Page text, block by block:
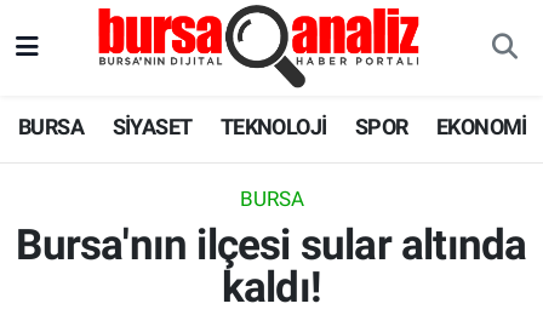
BURSA SİYASET TEKNOLOJİ SPOR EKONOMİ
BURSA
Bursa'nın ilçesi sular altında
kaldı!
Süper Lig Puan Durumu ve Fikstür